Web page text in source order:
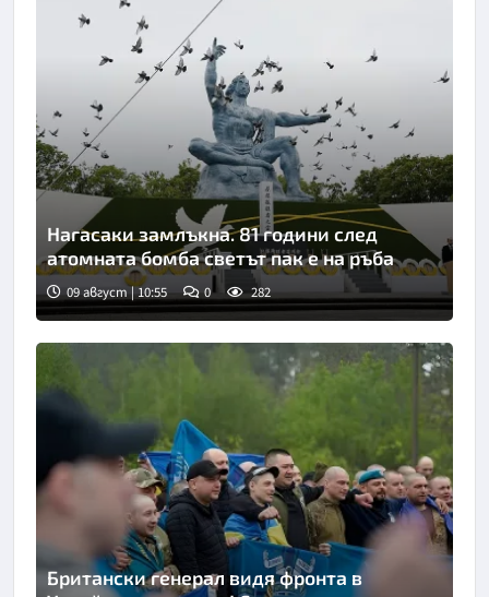
Снимка: Киодо
Нагасаки замлъкна. 81 години след
атомната бомба светът пак е на ръба
09 август | 10:55 0 282
Британски генерал видя фронта в